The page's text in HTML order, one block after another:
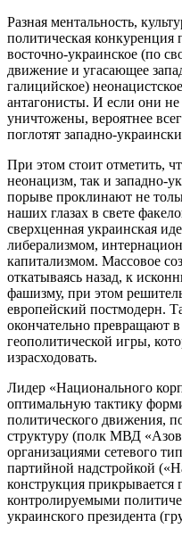
Разная ментальность,
политическая
восточно-украинское (по
движение и угасающее
галицийское)
антагонисты. И если они
уничтожены, вероятнее
поглотят западно-
При этом стоит отметить,
неонацизм, так и западно-
порыве проклинают не
наших глазах в свете
сверхценная украинская
либерализмом,
капитализмом. Массовое
откатываясь назад, к
фашизму, при этом
европейский постмодерн.
окончательно превращают
геополитической игры,
израсходовать.
Лидер «Национального
оптимальную тактику
политического движения,
структуру (полк МВД
организациями сетевого
партийной надстройкой
конструкция прикрывается
контролируемыми
украинского президента